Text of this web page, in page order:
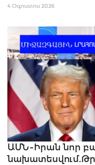
4 Օգոստոս 2026
ԱՄՆ-Իրան նոր